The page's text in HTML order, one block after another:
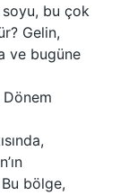
soyu, bu çok
Gelin,
ve bugüne
Dönem
bölge,